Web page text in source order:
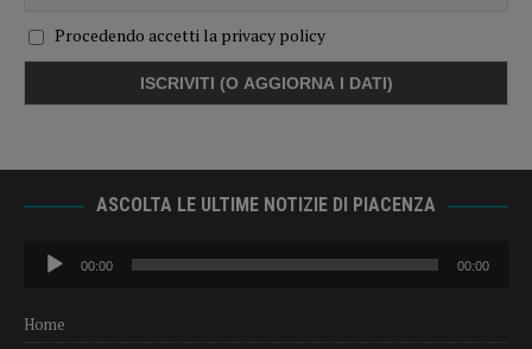
Procedendo accetti la privacy policy
ASCOLTA LE ULTIME NOTIZIE DI PIACENZA
Audio
Player
00:00 00:00
Home